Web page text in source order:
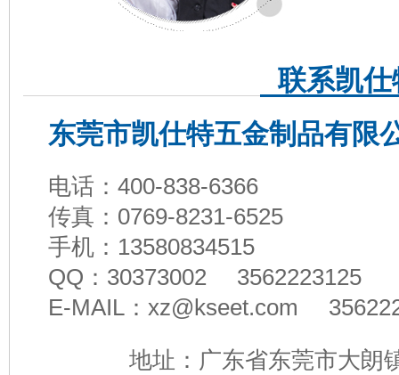
联系凯仕
东莞市凯仕特五金制品有限
电话：400-838-6366
传真：0769-8231-6525
手机：13580834515
QQ ：30373002 3562223125
E-MAIL：xz@kseet.com
地址：广东省东莞市大朗镇